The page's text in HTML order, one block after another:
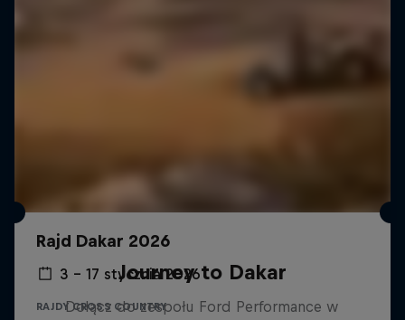
Rajd Dakar 2026
3 – 17 stycznia 2026
RAJDY CROSS COUNTRY
Journey to Dakar
Dołącz do zespołu Ford Performance w